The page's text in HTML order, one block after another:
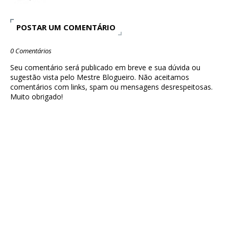
POSTAR UM COMENTÁRIO
0 Comentários
Seu comentário será publicado em breve e sua dúvida ou
sugestão vista pelo Mestre Blogueiro. Não aceitamos
comentários com links, spam ou mensagens desrespeitosas.
Muito obrigado!